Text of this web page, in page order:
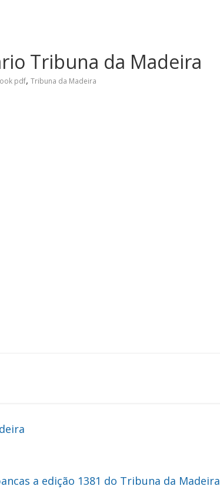
Tribuna da Madeira
pdf, Tribuna da Madeira
a edição 1381 do Tribuna da Madeira